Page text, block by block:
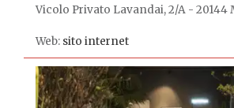
Vicolo Privato Lavandai, 2/A - 20144
Web: sito internet